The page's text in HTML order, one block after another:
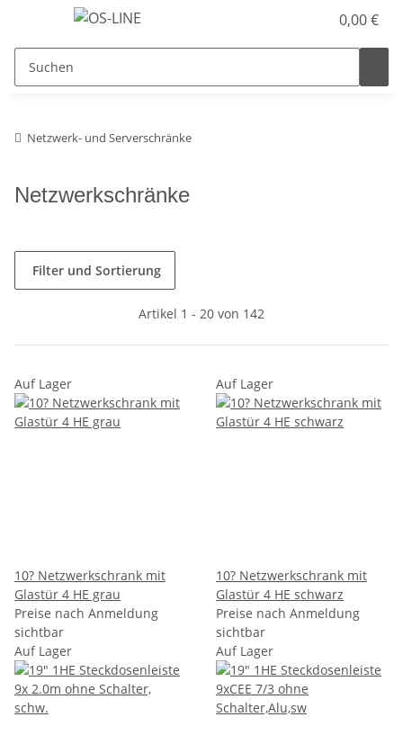
0,00 €
Netzwerk- und Serverschränke
Netzwerkschränke
Filter und Sortierung
Artikel 1 - 20 von 142
Auf Lager
10? Netzwerkschrank mit
Glastür 4 HE grau
Preise nach Anmeldung
sichtbar
Auf Lager
10? Netzwerkschrank mit
Glastür 4 HE schwarz
Preise nach Anmeldung
sichtbar
Auf Lager
Auf Lager